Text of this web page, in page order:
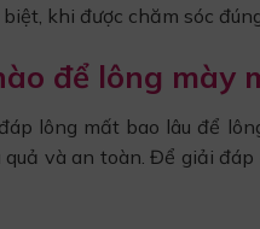
khi được chăm sóc
để lông mày
lông mất bao lâu để
quả và an toàn. Để giải